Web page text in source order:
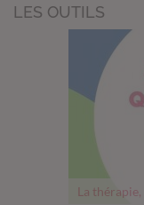
LES OUTILS
La
Thérapie,
Mesurer
Un cerveau
Comment
Les 5
Questions